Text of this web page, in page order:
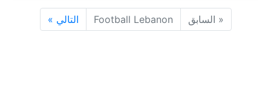
« السابق Football Lebanon التالي »